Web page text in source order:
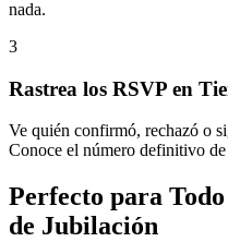
nada.
3
Rastrea los RSVP en
Ve quién confirmó, rechazó o
Conoce el número definitivo de
Perfecto para
de Jubilación